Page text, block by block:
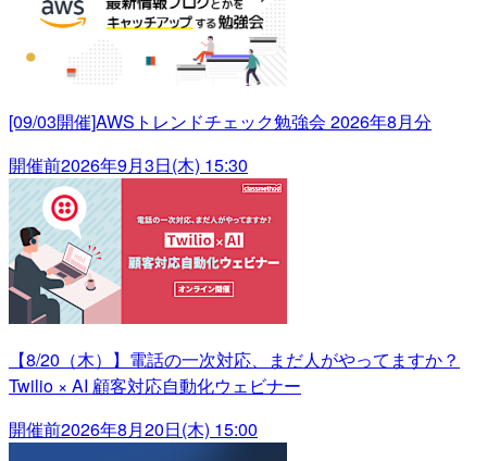
[09/03開催]AWSトレンドチェック勉強会 2026年8月分
開催前2026年9月3日(木) 15:30
【8/20（木）】電話の一次対応、まだ人がやってますか？
Twilio × AI 顧客対応自動化ウェビナー
開催前2026年8月20日(木) 15:00